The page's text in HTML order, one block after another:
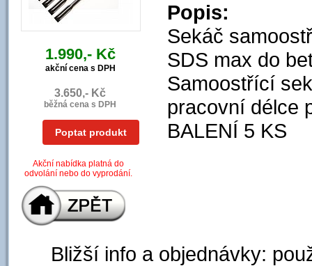
1.990,- Kč
akční cena s DPH
3.650,- Kč
běžná cena s DPH
Poptat produkt
Akční nabídka platná do
odvolání nebo do vyprodání.
Popis:
Sekáč
SDS max do
Samoostřící
pracovní délce
BALENÍ 5 KS
Bližší info a objednávky: